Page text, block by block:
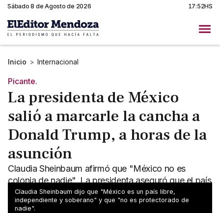
Sábado 8 de Agosto de 2026 17:52HS
Inicio > Internacional
Picante.
La presidenta de México
salió a marcarle la cancha a
Donald Trump, a horas de la
asunción
Claudia Sheinbaum afirmó que "México no es
colonia de nadie". La presidenta aseguró que el país
asistirá a los posibles deportados de Estados
Unidos.
Claudia Sheinbaum dijo que "México es un país libre,
independiente y soberano" y que "no es protectorado de
nadie".